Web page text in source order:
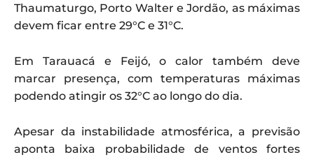
Thaumaturgo, Porto Walter e Jordão, as máximas
devem ficar entre 29°C e 31°C.
Em Tarauacá e Feijó, o calor também deve
marcar presença, com temperaturas máximas
podendo atingir os 32°C ao longo do dia.
Apesar da instabilidade atmosférica, a previsão
aponta baixa probabilidade de ventos fortes